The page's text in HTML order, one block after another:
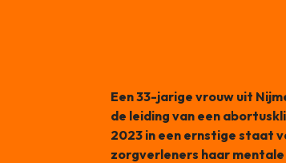
Een 33-jarige vrouw uit
de leiding van een
2023 in een ernstige staat
zorgverleners haar